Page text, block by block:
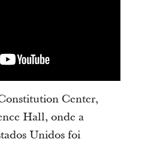
Center,
Hall, onde a
Unidos foi